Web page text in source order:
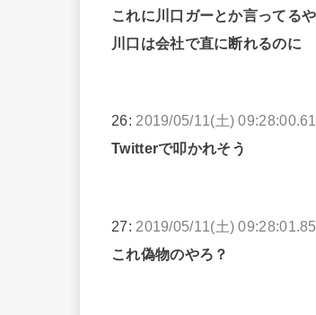
これに川口ガーとか言ってる
川口は会社で直に断れるのに
26: 2019/05/11(土) 09:28:00.61
Twitterで叩かれそう
27: 2019/05/11(土) 09:28:01.85
これ偽物のやろ？